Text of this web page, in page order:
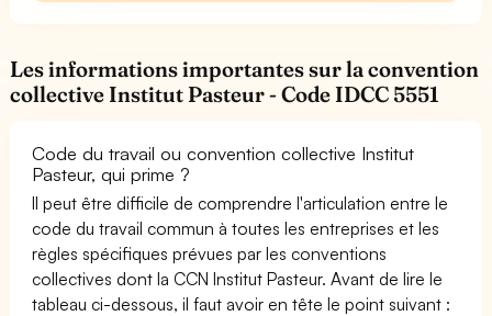
Les informations importantes sur la convention
collective Institut Pasteur - Code IDCC 5551
Code du travail ou convention collective Institut
Pasteur, qui prime ?
Il peut être difficile de comprendre l'articulation entre le
code du travail commun à toutes les entreprises et les
règles spécifiques prévues par les conventions
collectives dont la CCN Institut Pasteur. Avant de lire le
tableau ci-dessous, il faut avoir en tête le point suivant :